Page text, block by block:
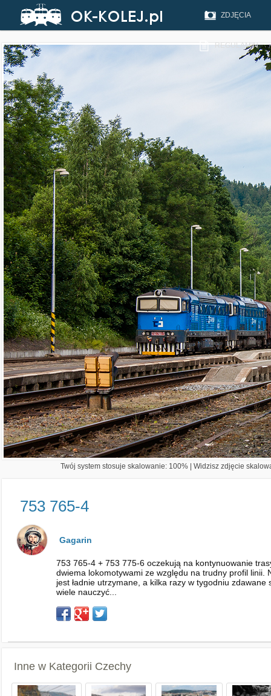
ZDJĘCIA
REGULAMIN
Twój system stosuje skalowanie: 100% | Widzisz zdjęcie
753 765-4
Gagarin
753 765-4 + 753 775-6 oczekują na kontynuowanie
dwiema lokomotywami ze względu na trudny profil linii.
jest ładnie utrzymane, a kilka razy w tygodniu
wiele nauczyć...
Inne w Kategorii Czechy